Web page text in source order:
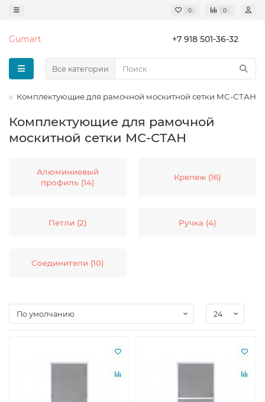
0 0
Gumart +7 918 501-36-32
Все категории
Комплектующие для рамочной москитной сетки МС-СТАН
Комплектующие для рамочной
москитной сетки МС-СТАН
Алюминиевый
профиль (14)
Крепеж (16)
Петли (2) Ручка (4)
Соединители (10)